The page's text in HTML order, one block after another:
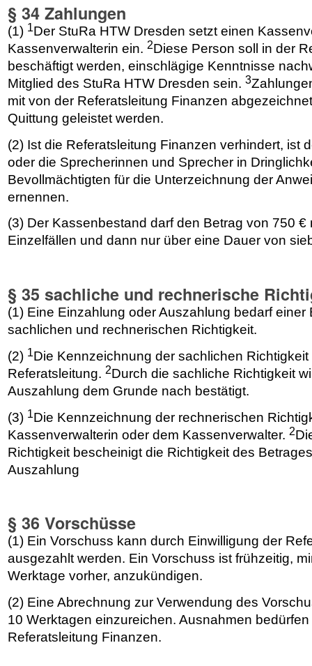
§ 34 Zahlungen
(1) 1Der StuRa HTW Dresden setzt einen
Kassenverwalterin ein. 2Diese Person soll in der
beschäftigt werden, einschlägige Kenntnisse
Mitglied des StuRa HTW Dresden sein. 3
mit von der Referatsleitung Finanzen
Quittung geleistet werden.
(2) Ist die Referatsleitung Finanzen verhindert, ist
oder die Sprecherinnen und Sprecher in
Bevollmächtigten für die Unterzeichnung der
ernennen.
(3) Der Kassenbestand darf den Betrag von 750 €
Einzelfällen und dann nur über eine Dauer von
§ 35 sachliche und rechnerische
(1) Eine Einzahlung oder Auszahlung bedarf einer
sachlichen und rechnerischen Richtigkeit.
(2) 1Die Kennzeichnung der sachlichen
Referatsleitung. 2Durch die sachliche Richtigkeit
Auszahlung dem Grunde nach bestätigt.
(3) 1Die Kennzeichnung der rechnerischen
Kassenverwalterin oder dem Kassenverwalter. 2
Richtigkeit bescheinigt die Richtigkeit des
Auszahlung
§ 36 Vorschüsse
(1) Ein Vorschuss kann durch Einwilligung der
ausgezahlt werden. Ein Vorschuss ist frühzeitig,
Werktage vorher, anzukündigen.
(2) Eine Abrechnung zur Verwendung des
10 Werktagen einzureichen. Ausnahmen
Referatsleitung Finanzen.